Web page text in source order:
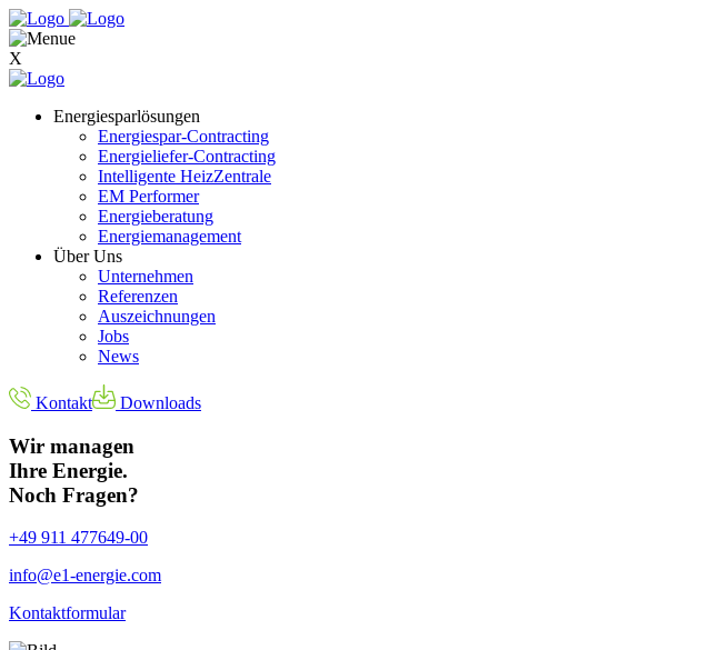
X
Energiesparlösungen
Energiespar-Contracting
Energieliefer-Contracting
Intelligente HeizZentrale
EM Performer
Energieberatung
Energiemanagement
Über Uns
Unternehmen
Referenzen
Auszeichnungen
Jobs
News
Kontakt Downloads
Wir managen
Ihre Energie.
Noch Fragen?
+49 911 477649-00
info@e1-energie.com
Kontaktformular